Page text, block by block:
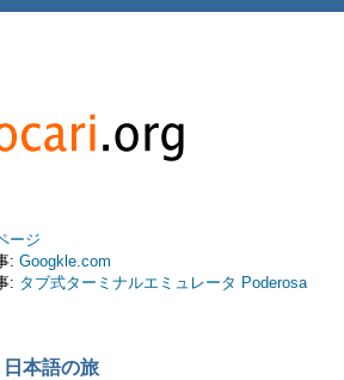
ージ
: Googkle.com
: タブ式ターミナルエミュレータ Poderosa
本語の旅